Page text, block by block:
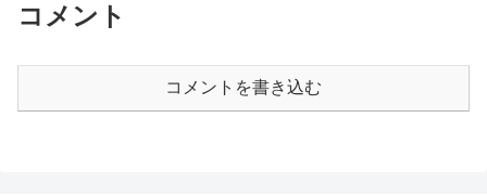
コメント
コメントを書き込む